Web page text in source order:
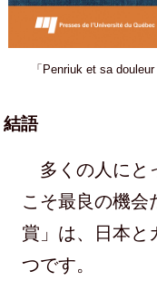
「Penriuk et sa
結語
多くの人にと
こそ最良の機会
賞」は、日本と
つです。